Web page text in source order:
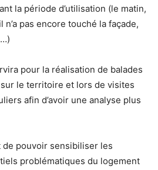
la période d’utilisation (le matin,
pas encore touché la façade,
pour la réalisation de balades
le territoire et lors de visites
afin d’avoir une analyse plus
de pouvoir sensibiliser les
problématiques du logement